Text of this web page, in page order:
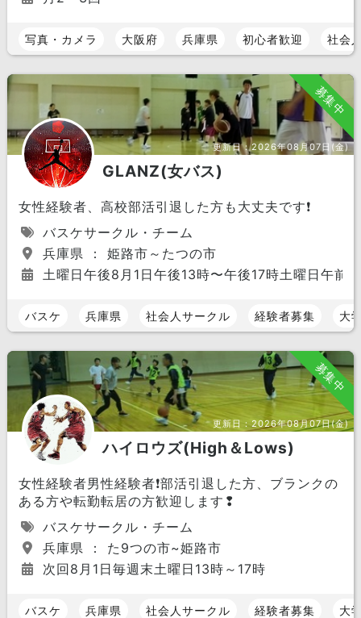
写真・カメラ 大阪府 兵庫県 初心者歓迎 社会
募集中
更新日：2026年08月07日(金)
GLANZ(女バス)
女性経験者、高校部活引退した方も大丈夫です❗
バスケサークル・チーム
兵庫県 ： 姫路市～たつの市
土曜日午後8月1日午後13時〜午後17時土曜日午前9
バスケ 兵庫県 社会人サークル 経験者募集 大
募集中
更新日：2026年08月07日(金)
ハイロウズ(High＆Lows)
女性経験者男性経験者❗部活引退した方、ブランクの
ある方や転勤転居の方歓迎します❢
バスケサークル・チーム
兵庫県 ： た9つの市~姫路市
次回8月1日毎週末土曜日13時～17時
バスケ 兵庫県 社会人サークル 経験者募集 大